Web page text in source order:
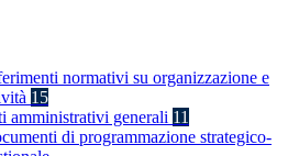
normativi su organizzazione e
15
amministrativi generali 11
di programmazione strategico-